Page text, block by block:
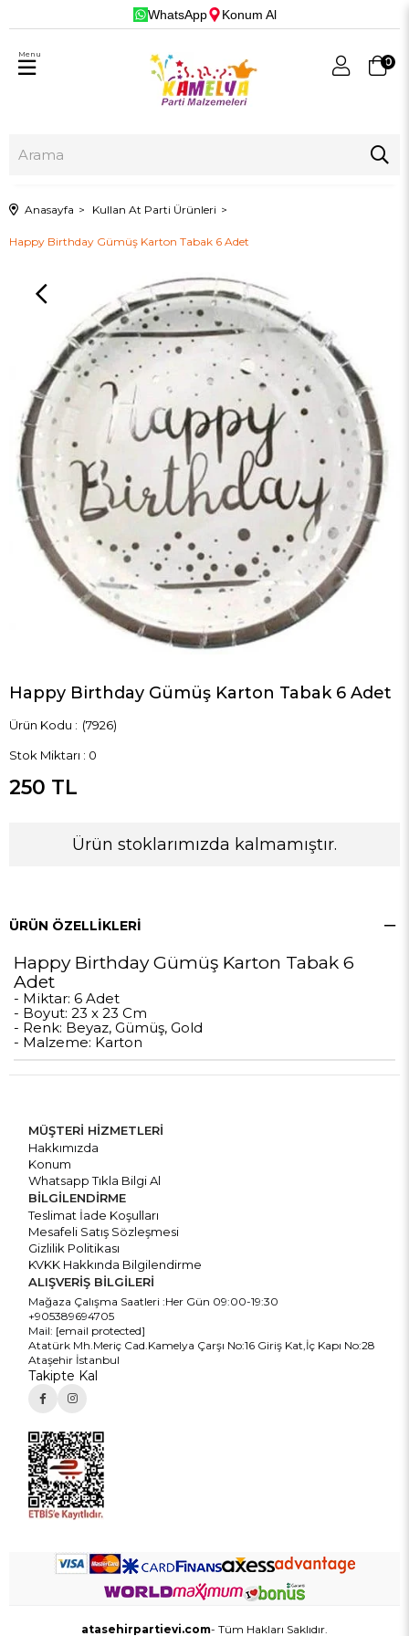
WhatsApp Konum Al
0
Menu
Anasayfa Kullan At Parti Ürünleri
Happy Birthday Gümüş Karton Tabak 6 Adet
Happy Birthday Gümüş Karton Tabak 6 Adet
(7926)
Stok Miktarı : 0
250 TL
Ürün stoklarımızda kalmamıştır.
ÜRÜN ÖZELLIKLERI
Happy Birthday Gümüş Karton Tabak 6
Adet
- Miktar: 6 Adet
- Boyut: 23 x 23 Cm
- Renk: Beyaz, Gümüş, Gold
- Malzeme: Karton
MÜŞTERİ HİZMETLERİ
Hakkımızda
Konum
Whatsapp Tıkla Bilgi Al
BİLGİLENDİRME
Teslimat İade Koşulları
Mesafeli Satış Sözleşmesi
Gizlilik Politikası
KVKK Hakkında Bilgilendirme
ALIŞVERİŞ BİLGİLERİ
Mağaza Çalışma Saatleri :Her Gün 09:00-19:30
+905389694705
Mail: [email protected]
Atatürk Mh.Meriç Cad.Kamelya Çarşı No:16 Giriş Kat,İç Kapı No:28
Ataşehir İstanbul
Takipte Kal
atasehirpartievi.com- Tüm Hakları Saklıdır.